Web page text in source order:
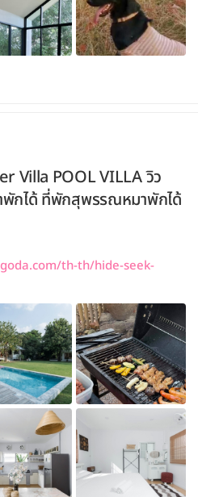
Villa POOL VILLA วิว
พักได้ ที่พักสุพรรณหมาพักได้
th-th/hide-seek-